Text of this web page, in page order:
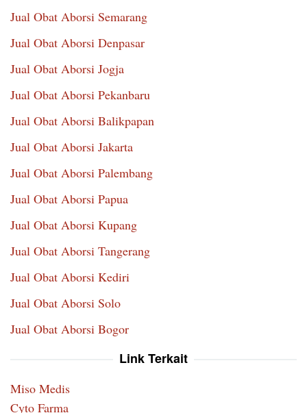
Jual Obat Aborsi Semarang
Jual Obat Aborsi Denpasar
Jual Obat Aborsi Jogja
Jual Obat Aborsi Pekanbaru
Jual Obat Aborsi Balikpapan
Jual Obat Aborsi Jakarta
Jual Obat Aborsi Palembang
Jual Obat Aborsi Papua
Jual Obat Aborsi Kupang
Jual Obat Aborsi Tangerang
Jual Obat Aborsi Kediri
Jual Obat Aborsi Solo
Jual Obat Aborsi Bogor
Link Terkait
Miso Medis
Cyto Farma